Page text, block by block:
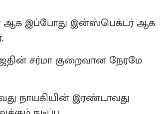
ஆக இப்போது இன்ஸ்பெக்டர் ஆக
சர்மா குறைவான நேரமே
நாயகியின் இரண்டாவது